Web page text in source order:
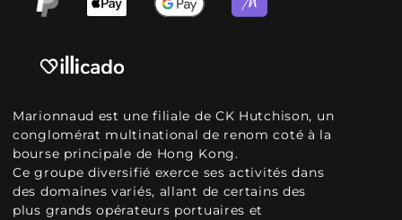
Marionnaud est une filiale de CK Hutchison, un
conglomérat multinational de renom coté à la
bourse principale de Hong Kong.
Ce groupe diversifié exerce ses activités dans
des domaines variés, allant de certains des
plus grands opérateurs portuaires et